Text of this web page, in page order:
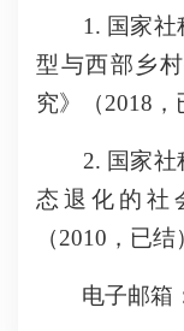
1. 国家社科
型与西部乡
究》（2018，
2. 国家社科
态退化的社
（2010，已结
电子邮箱